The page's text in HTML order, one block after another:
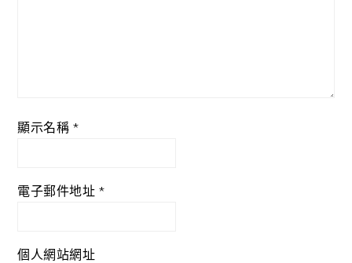
顯示名稱 *
電子郵件地址 *
個人網站網址